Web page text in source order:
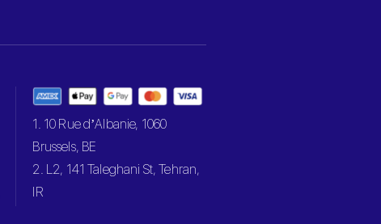
1. 10 Rue d’Albanie, 1060
Brussels, BE
2. L2, 141 Taleghani St, Tehran,
IR